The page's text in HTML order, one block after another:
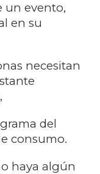
un evento,
en su
necesitan
del
consumo.
haya algún